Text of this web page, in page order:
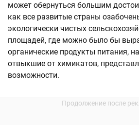
может обернуться большим
как все развитые страны
экологически чистых
площадей, где можно было бы
органические продукты питания,
отвыкшие от химикатов,
возможности.